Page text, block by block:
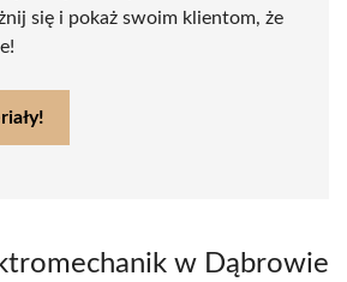
się i pokaż swoim klientom, że
w Dąbrowie